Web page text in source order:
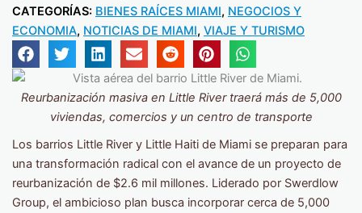
CATEGORÍAS: BIENES RAÍCES MIAMI, NEGOCIOS Y
ECONOMIA, NOTICIAS DE MIAMI, VIAJE Y TURISMO
Reurbanización masiva en Little River traerá más de 5,000
viviendas, comercios y un centro de transporte
Los barrios Little River y Little Haiti de Miami se preparan para
una transformación radical con el avance de un proyecto de
reurbanización de $2.6 mil millones. Liderado por Swerdlow
Group, el ambicioso plan busca incorporar cerca de 5,000